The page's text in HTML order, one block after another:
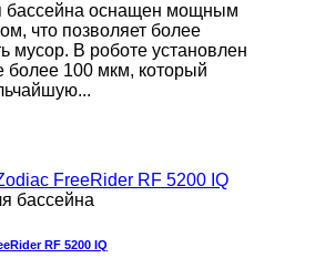
бассейна оснащен мощным
что позволяет более
мусор. В роботе установлен
100 мкм, который
бассейна
RF 5200 IQ